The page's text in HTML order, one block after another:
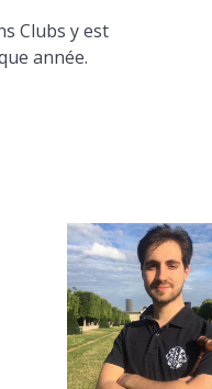
Clubs y est
année.